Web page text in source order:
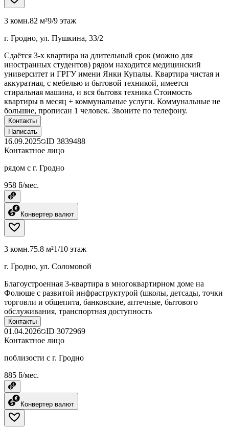
3 комн.82 м²9/9 этаж
г. Гродно, ул. Пушкина, 33/2
Сдаётся 3-х квартира на длительный срок (можно для
иностранных студентов) рядом находится медицинский
университет и ГРГУ имени Янки Купалы. Квартира чистая и
аккуратная, с мебелью и бытовой техникой, имеется
стиральная машина, и вся бытовя техника Стоимость
квартиры в месяц + коммунальные услуги. Коммунальные не
большие, прописан 1 человек. Звоните по телефону.
Контакты
Написать
16.09.2025 ID 3839488
Контактное лицо
рядом с г. Гродно
958 ƃ/мес.
Конвертер валют
3 комн.75.8 м²1/10 этаж
г. Гродно, ул. Соломовой
Благоустроенная 3-квартира в многоквартирном доме на
Фолюше с развитой инфраструктурой (школы, детсады, точки
торговли и общепита, банковские, аптечные, бытового
обслуживания, транспортная доступность
Контакты
01.04.2026 ID 3072969
Контактное лицо
поблизости с г. Гродно
885 ƃ/мес.
Конвертер валют